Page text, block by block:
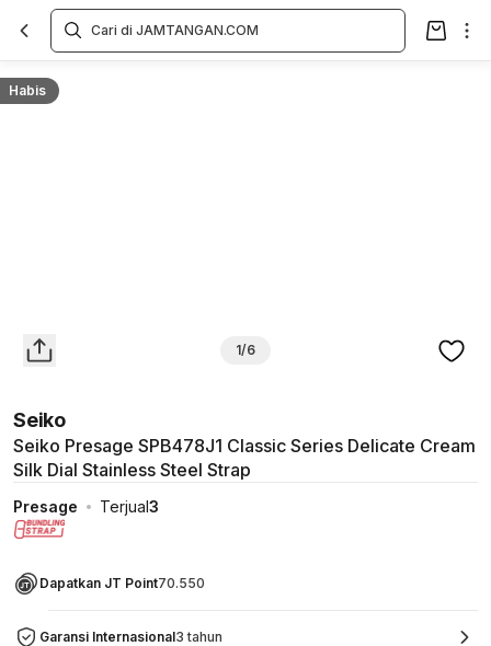
Habis
1/6
Seiko
Seiko Presage SPB478J1 Classic Series Delicate Cream
Silk Dial Stainless Steel Strap
Presage Terjual3
Dapatkan JT Point70.550
Garansi Internasional3 tahun
Overview